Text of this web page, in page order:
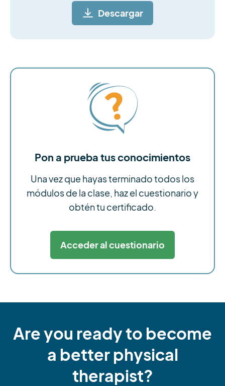
Descargar
Pon a prueba tus conocimientos
Una vez que hayas terminado todos los
módulos de la clase, haz el cuestionario y
obtén tu certificado.
Acceder al cuestionario
Are you ready to become
a better physical
therapist?